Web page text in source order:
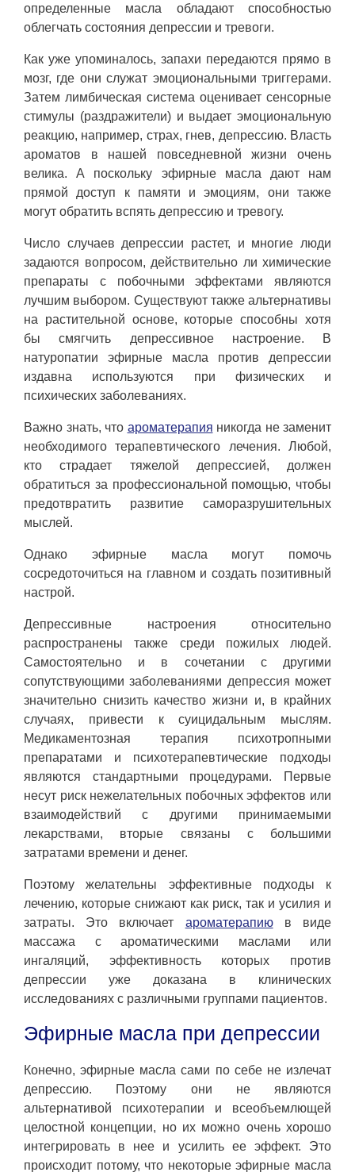
определенные масла обладают способностью
облегчать состояния депрессии и тревоги.
Как уже упоминалось, запахи передаются прямо в
мозг, где они служат эмоциональными триггерами.
Затем лимбическая система оценивает сенсорные
стимулы (раздражители) и выдает эмоциональную
реакцию, например, страх, гнев, депрессию. Власть
ароматов в нашей повседневной жизни очень
велика. А поскольку эфирные масла дают нам
прямой доступ к памяти и эмоциям, они также
могут обратить вспять депрессию и тревогу.
Число случаев депрессии растет, и многие люди
задаются вопросом, действительно ли химические
препараты с побочными эффектами являются
лучшим выбором. Существуют также альтернативы
на растительной основе, которые способны хотя
бы смягчить депрессивное настроение. В
натуропатии эфирные масла против депрессии
издавна используются при физических и
психических заболеваниях.
Важно знать, что ароматерапия никогда не заменит
необходимого терапевтического лечения. Любой,
кто страдает тяжелой депрессией, должен
обратиться за профессиональной помощью, чтобы
предотвратить развитие саморазрушительных
мыслей.
Однако эфирные масла могут помочь
сосредоточиться на главном и создать позитивный
настрой.
Депрессивные настроения относительно
распространены также среди пожилых людей.
Самостоятельно и в сочетании с другими
сопутствующими заболеваниями депрессия может
значительно снизить качество жизни и, в крайних
случаях, привести к суицидальным мыслям.
Медикаментозная терапия психотропными
препаратами и психотерапевтические подходы
являются стандартными процедурами. Первые
несут риск нежелательных побочных эффектов или
взаимодействий с другими принимаемыми
лекарствами, вторые связаны с большими
затратами времени и денег.
Поэтому желательны эффективные подходы к
лечению, которые снижают как риск, так и усилия и
затраты. Это включает ароматерапиюв виде
массажа с ароматическими маслами или
ингаляций, эффективность которых против
депрессии уже доказана в клинических
исследованиях с различными группами пациентов.
Эфирные масла при депрессии
Конечно, эфирные масла сами по себе не излечат
депрессию. Поэтому они не являются
альтернативой психотерапии и всеобъемлющей
целостной концепции, но их можно очень хорошо
интегрировать в нее и усилить ее эффект. Это
происходит потому, что некоторые эфирные масла